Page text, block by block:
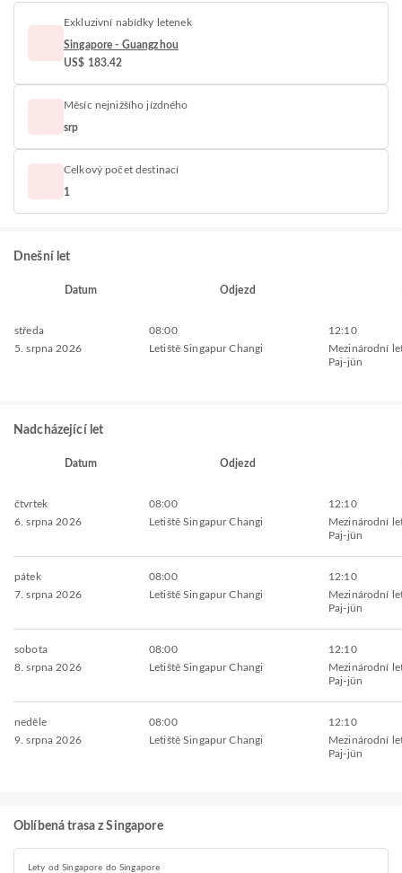
Exkluzivní nabídky letenek
Singapore - Guangzhou
US$ 183.42
Měsíc nejnižšího jízdného
srp
Celkový počet destinací
1
Dnešní let
Datum Odjezd
středa
5. srpna 2026
08:00
Letiště Singapur Changi
12:10
Mezinárodní
Paj-jün
Nadcházející let
Datum Odjezd
čtvrtek
6. srpna 2026
08:00
Letiště Singapur Changi
12:10
Mezinárodní
Paj-jün
pátek
7. srpna 2026
08:00
Letiště Singapur Changi
12:10
Mezinárodní
Paj-jün
sobota
8. srpna 2026
08:00
Letiště Singapur Changi
12:10
Mezinárodní
Paj-jün
neděle
9. srpna 2026
08:00
Letiště Singapur Changi
12:10
Mezinárodní
Paj-jün
Oblíbená trasa z Singapore
Lety od Singapore do Singapore